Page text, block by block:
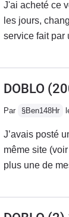
J'ai acheté ce
les jours,
service fait par un petit mécano du
lourde.
remplacement. Je rachète un nouveau Doblo en espérant qu'il sera autant de
bonne qualité.
DOBLO
Par §Ben148Hr
J’avais posté
même site
plus une de
de gros objet
durant les